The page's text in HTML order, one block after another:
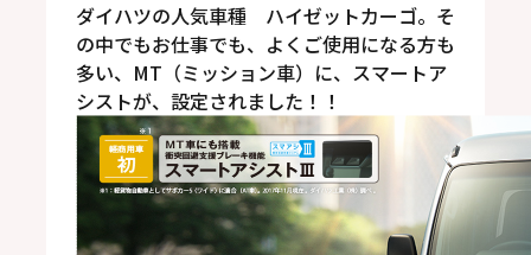
ダイハツの人気車種 ハイゼットカーゴ。そ
の中でもお仕事でも、よくご使用になる方も
多い、MT（ミッション車）に、スマートア
シストが、設定されました！！